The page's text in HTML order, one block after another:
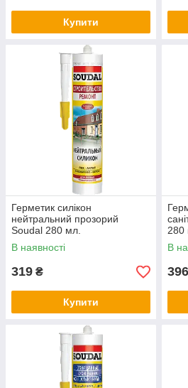
Купити
Герметик силікон
нейтральний прозорий
Soudal 280 мл.
В наявності
319 ₴
Купити
280
В
396